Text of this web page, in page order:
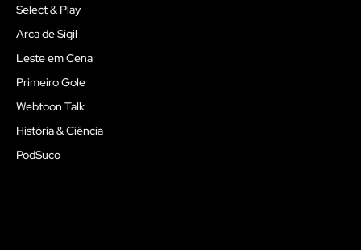
Select & Play
Arca de Sigil
Leste em Cena
Primeiro Gole
Webtoon Talk
História & Ciência
PodSuco